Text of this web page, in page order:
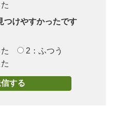
つけやすかったです
2：ふつう